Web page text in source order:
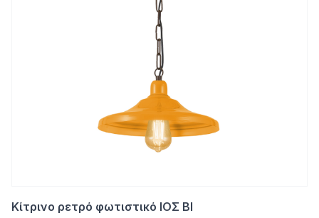
Κίτρινο ρετρό φωτιστικό ΙΟΣ ΒΙ